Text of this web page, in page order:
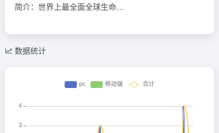
简介：世界上最全面全球生命…
数据统计